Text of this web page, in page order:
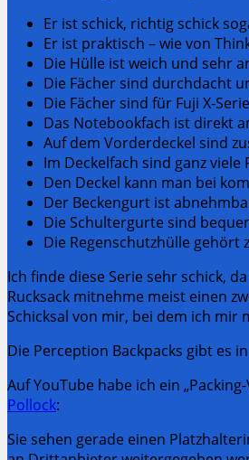
Er ist schick, richtig schick
Er ist praktisch – wie von
Die Hülle ist weich und sehr
Die Fächer sind durchdacht
Die Fächer sind für Fuji X-
Das Notebookfach ist direkt
Auf dem Vorderdeckel sind
Im Deckelfach sind ganz
Den Deckel kann man bei
Der Beckengurt ist
Die Schultergurte sind
Die Regenschutzhülle gehört
Ich finde diese Serie sehr schick,
Rucksack mitnehme meist einen
Schicksal von mir, bei dem ich mir
Die Perception Backpacks gibt es
Auf YouTube habe ich ein
Pollock:
Sie sehen gerade einen